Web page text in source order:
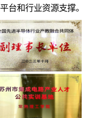
台和行业资源支撑。